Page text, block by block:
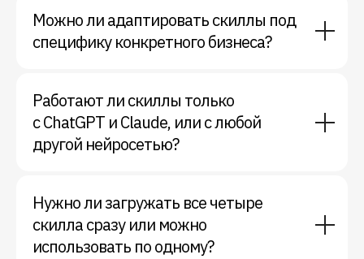
Можно ли адаптировать скиллы под
специфику конкретного бизнеса?
Работают ли скиллы только
с ChatGPT и Claude, или с любой
другой нейросетью?
Нужно ли загружать все четыре
скилла сразу или можно
использовать по одному?